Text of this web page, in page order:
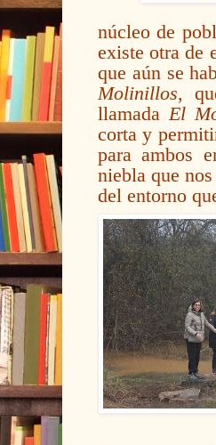
núcleo de
existe otra de
que aún se
Molinillos,
llamadaEl
corta y
para ambos
niebla que
del entorno